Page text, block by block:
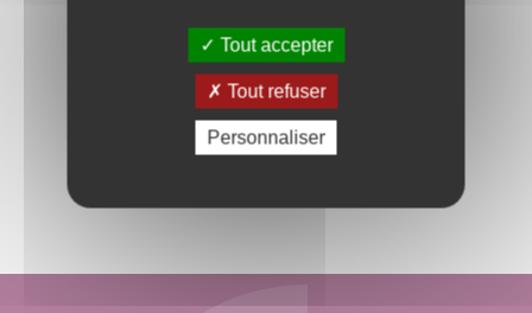
Aucun document trouvé pour vos
critères de recherche.
Tout accepter
Tout refuser
Personnaliser